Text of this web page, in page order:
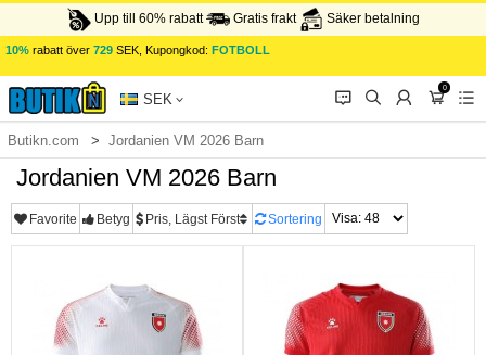
Upp till 60% rabatt Gratis frakt Säker betalning
10% rabatt över 729 SEK, Kupongkod: FOTBOLL
SEK 󰂱 󰂨 󰃳
0
󰃦 󰃖
Butikn.com Jordanien VM 2026 Barn
Jordanien VM 2026 Barn
Favorite Betyg Pris, Lägst Först Sortering